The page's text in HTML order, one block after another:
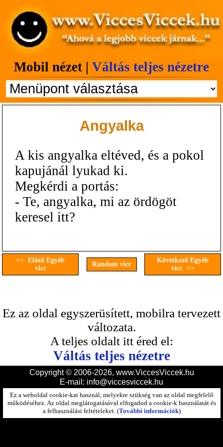
Mobil nézet | Váltás teljes nézetre
Angyalka
A kis angyalka eltéved, és a pokol
kapujánál lyukad ki.
Megkérdi a portás:
- Te, angyalka, mi az ördögöt
keresel itt?
<< Előző Egyéb
vicc
Random vicc
Következő Egyéb
vicc >>
Ez az oldal egyszerüsített, mobilra tervezett
változata.
A teljes oldalt itt éred el:
Váltás teljes nézetre
Copyright © 2006-2026, www.ViccesViccek.hu
E-mail: info@viccesviccek.hu
Ez a weboldal cookie-kat használ, melyekre szükség van az oldal megfelelő
működéséhez. Az oldal meglátogatásával elfogadod a cookie-k használatát és
a felhasználási feltételeket. (További információk)